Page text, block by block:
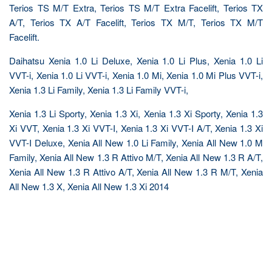
Terios TS M/T Extra, Terios TS M/T Extra Facelift, Terios TX
A/T, Terios TX A/T Facelift, Terios TX M/T, Terios TX M/T
Facelift.
Daihatsu Xenia 1.0 Li Deluxe, Xenia 1.0 Li Plus, Xenia 1.0 Li
VVT-i, Xenia 1.0 Li VVT-i, Xenia 1.0 Mi, Xenia 1.0 Mi Plus VVT-i,
Xenia 1.3 Li Family, Xenia 1.3 Li Family VVT-i,
Xenia 1.3 Li Sporty, Xenia 1.3 Xi, Xenia 1.3 Xi Sporty, Xenia 1.3
Xi VVT, Xenia 1.3 Xi VVT-I, Xenia 1.3 Xi VVT-I A/T, Xenia 1.3 Xi
VVT-I Deluxe, Xenia All New 1.0 Li Family, Xenia All New 1.0 M
Family, Xenia All New 1.3 R Attivo M/T, Xenia All New 1.3 R A/T,
Xenia All New 1.3 R Attivo A/T, Xenia All New 1.3 R M/T, Xenia
All New 1.3 X, Xenia All New 1.3 Xi 2014